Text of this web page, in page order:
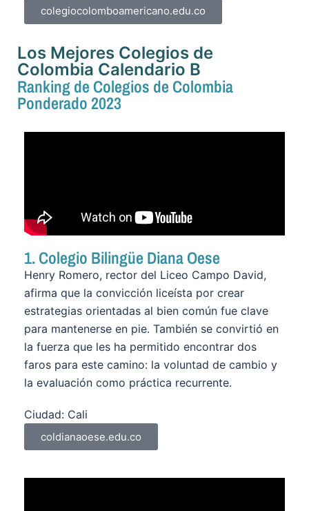
colegiocolomboamericano.edu.co
Los Mejores Colegios de
Colombia Calendario B
Ranking de Colegios de Colombia
Ponderado 2023
1. Colegio Bilingüe Diana Oese
Henry Romero, rector del Liceo Campo David,
afirma que la convicción liceísta por crear
estrategias orientadas al bien común fue clave
para mantenerse en pie. También se convirtió en
la fuerza que les ha permitido encontrar dos
faros para este camino: la voluntad de cambio y
la evaluación como práctica recurrente.
Ciudad: Cali
coldianaoese.edu.co